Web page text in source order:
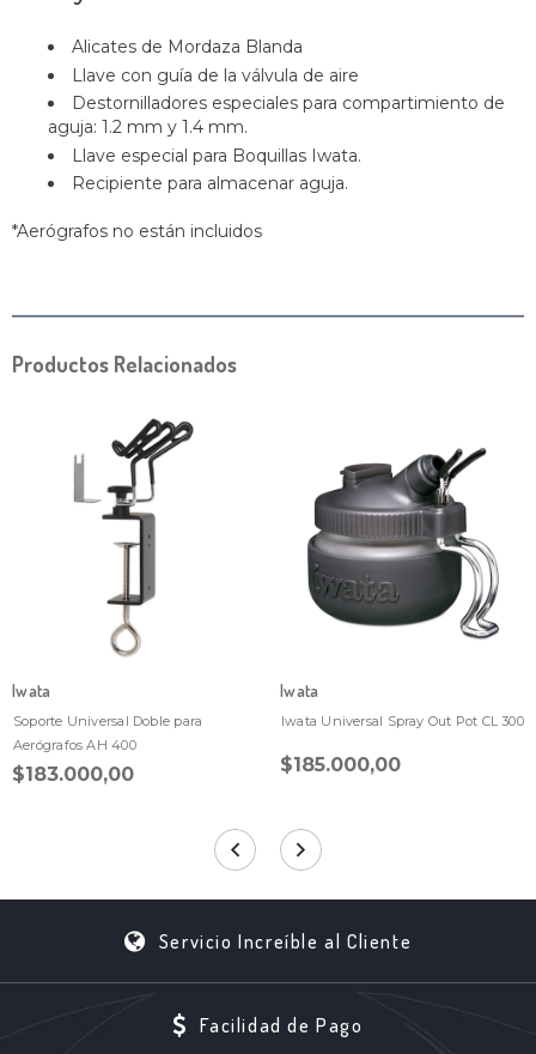
Alicates de Mordaza Blanda
Llave con guía de la válvula de aire
Destornilladores especiales para compartimiento de
aguja: 1.2 mm y 1.4 mm.
Llave especial para Boquillas Iwata.
Recipiente para almacenar aguja.
*Aerógrafos no están incluidos
Productos Relacionados
Iwata
Soporte Universal Doble para
Aerógrafos AH 400
$183.000,00
Iwata
Iwata Universal Spray Out Pot CL 300
$185.000,00
Servicio Increíble al Cliente
Facilidad de Pago